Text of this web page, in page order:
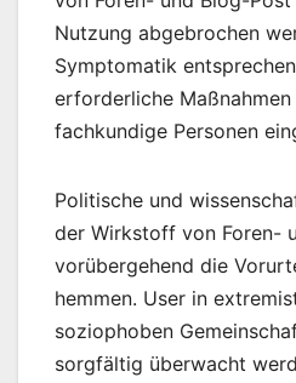
Nutzung abgebrochen
Symptomatik
erforderliche
fachkundige Personen
Politische und
der Wirkstoff von Foren-
vorübergehend die
hemmen. User in
soziophoben
sorgfältig überwacht